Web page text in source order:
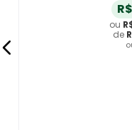
R$
ou
de